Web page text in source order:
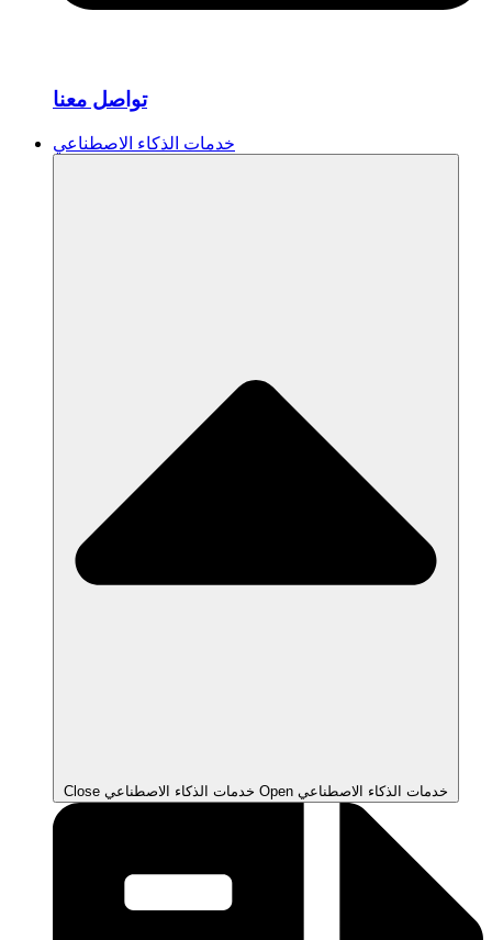
تواصل معنا
خدمات الذكاء الاصطناعي
Close خدمات الذكاء الاصطناعي Open خدمات الذكاء الاصطناعي